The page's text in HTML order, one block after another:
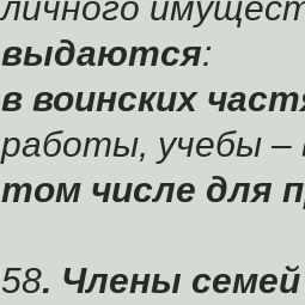
выдаются:
в воинских
работы, учебы –
том числе для
58. Члены